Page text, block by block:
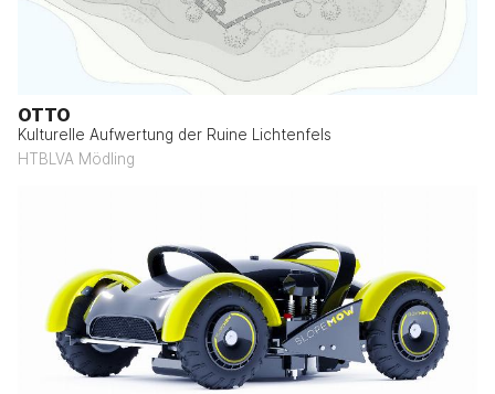
OTTO
Kulturelle Aufwertung der Ruine Lichtenfels
HTBLVA Mödling